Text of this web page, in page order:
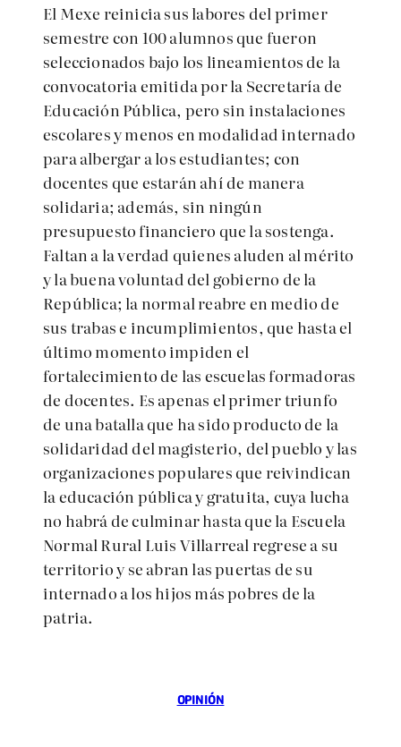
El Mexe reinicia sus labores del primer
semestre con 100 alumnos que fueron
seleccionados bajo los lineamientos de la
convocatoria emitida por la Secretaría de
Educación Pública, pero sin instalaciones
escolares y menos en modalidad internado
para albergar a los estudiantes; con
docentes que estarán ahí de manera
solidaria; además, sin ningún
presupuesto financiero que la sostenga.
Faltan a la verdad quienes aluden al mérito
y la buena voluntad del gobierno de la
República; la normal reabre en medio de
sus trabas e incumplimientos, que hasta el
último momento impiden el
fortalecimiento de las escuelas formadoras
de docentes. Es apenas el primer triunfo
de una batalla que ha sido producto de la
solidaridad del magisterio, del pueblo y las
organizaciones populares que reivindican
la educación pública y gratuita, cuya lucha
no habrá de culminar hasta que la Escuela
Normal Rural Luis Villarreal regrese a su
territorio y se abran las puertas de su
internado a los hijos más pobres de la
patria.
OPINIÓN